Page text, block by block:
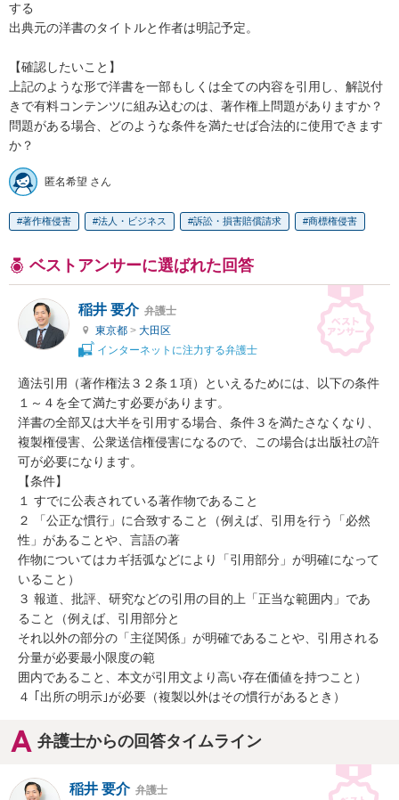
する
出典元の洋書のタイトルと作者は明記予定。
【確認したいこと】
上記のような形で洋書を一部もしくは全ての内容を引用し、解説付
きで有料コンテンツに組み込むのは、著作権上問題がありますか？
問題がある場合、どのような条件を満たせば合法的に使用できます
か？
匿名希望 さん
著作権侵害 法人・ビジネス 訴訟・損害賠償請求 商標権侵害
ベストアンサーに選ばれた回答
稲井 要介 弁護士
東京都 > 大田区
インターネットに注力する弁護士
適法引用（著作権法３２条１項）といえるためには、以下の条件
１～４を全て満たす必要があります。
洋書の全部又は大半を引用する場合、条件３を満たさなくなり、
複製権侵害、公衆送信権侵害になるので、この場合は出版社の許
可が必要になります。
【条件】
１ すでに公表されている著作物であること
２ 「公正な慣行」に合致すること（例えば、引用を行う「必然
性」があることや、言語の著
作物についてはカギ括弧などにより「引用部分」が明確になって
いること）
３ 報道、批評、研究などの引用の目的上「正当な範囲内」であ
ること（例えば、引用部分と
それ以外の部分の「主従関係」が明確であることや、引用される
分量が必要最小限度の範
囲内であること、本文が引用文より高い存在価値を持つこと）
４ ｢出所の明示｣が必要（複製以外はその慣行があるとき）
弁護士からの回答タイムライン
稲井 要介 弁護士